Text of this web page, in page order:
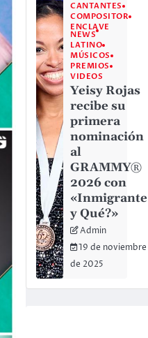
CANTANTES
COMPOSITOR
ENCLAVE
NEWS
LATINO
MÚSICOS
PREMIOS
VIDEOS
Yeisy Rojas
recibe su
primera
nominación
al
GRAMMY®
2026 con
«Inmigrante
y Qué?»
Admin
19 de noviembre
de 2025